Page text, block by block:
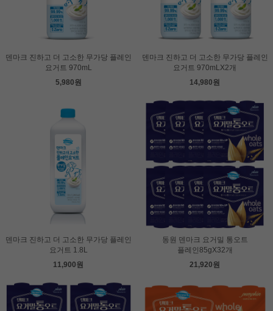
덴마크 진하고 더 고소한 무가당 플레인
요거트 970mL
5,980원
덴마크 진하고 더 고소한 무가당 플레인
요거트 970mLX2개
14,980원
덴마크 진하고 더 고소한 무가당 플레인
요거트 1.8L
11,900원
동원 덴마크 요거밀 통오트
플레인85gX32개
21,920원